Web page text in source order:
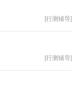
[行测辅导]
[行测辅导]